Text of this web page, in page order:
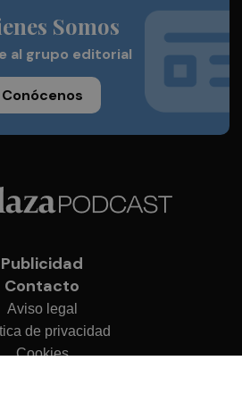
Somos
al grupo editorial
Conócenos
Publicidad
Contacto
Aviso legal
de privacidad
Cookies